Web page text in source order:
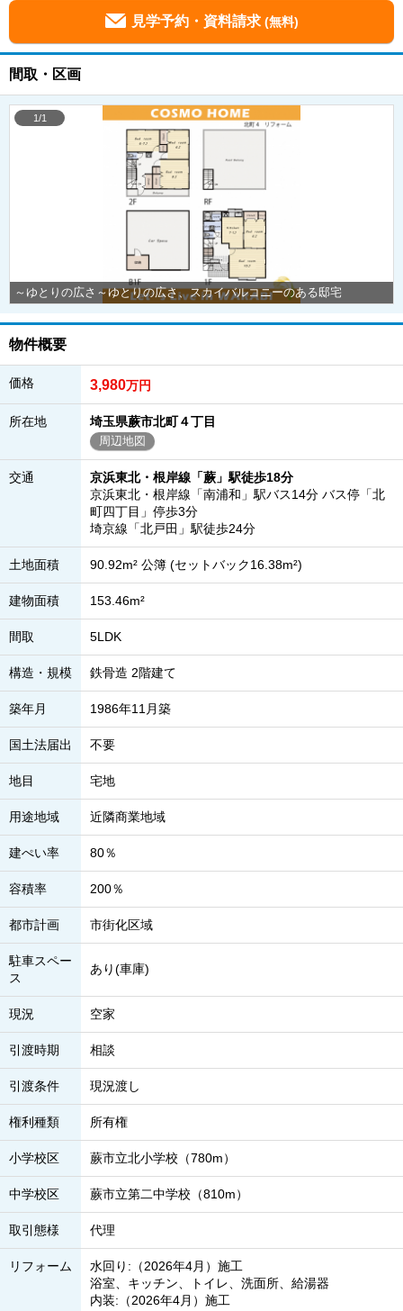
見学予約・資料請求 (無料)
間取・区画
～ゆとりの広さ～ゆとりの広さ、スカイバルコニーのある邸宅
1/1
物件概要
価格 3,980万円
所在地 埼玉県蕨市北町４丁目
周辺地図
交通
京浜東北・根岸線「蕨」駅徒歩18分
京浜東北・根岸線「南浦和」駅バス14分 バス停「北
町四丁目」停歩3分
埼京線「北戸田」駅徒歩24分
土地面積 90.92m² 公簿 (セットバック16.38m²)
建物面積 153.46m²
間取 5LDK
構造・規模 鉄骨造 2階建て
築年月 1986年11月築
国土法届出 不要
地目 宅地
用途地域 近隣商業地域
建ぺい率 80％
容積率 200％
都市計画 市街化区域
駐車スペー
ス
あり(車庫)
現況 空家
引渡時期 相談
引渡条件 現況渡し
権利種類 所有権
小学校区 蕨市立北小学校（780m）
中学校区 蕨市立第二中学校（810m）
取引態様 代理
リフォーム
水回り:（2026年4月）施工
浴室、キッチン、トイレ、洗面所、給湯器
内装:（2026年4月）施工